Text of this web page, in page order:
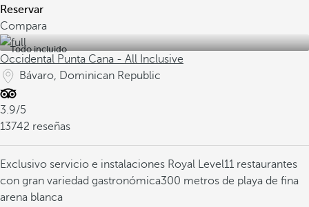
Reservar
Compara
Todo incluido
Occidental Punta Cana - All Inclusive
Bávaro, Dominican Republic
3.9/5
13742 reseñas
Exclusivo servicio e instalaciones Royal Level11 restaurantes
con gran variedad gastronómica300 metros de playa de fina
arena blanca